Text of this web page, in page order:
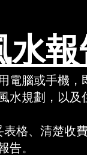
水
電腦或手機
規劃，以及
格、清楚收
告。